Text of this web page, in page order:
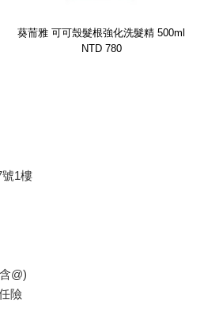
葵荋雅 可可殼髮根強化洗髮精 500ml
NTD 780
1樓
@)
險